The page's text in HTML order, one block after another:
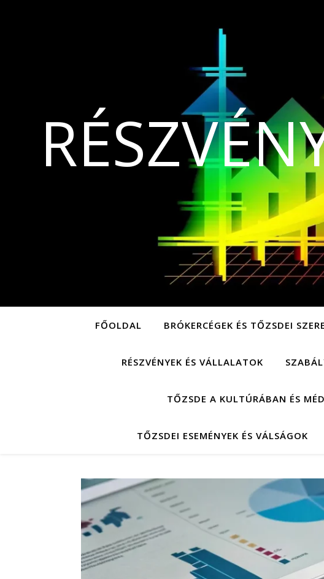
FŐOLDAL BRÓKERCÉGEK ÉS TŐZSDEI
RÉSZVÉNYEK ÉS VÁLLALATOK
TŐZSDE A KULTÚRÁBAN ÉS
TŐZSDEI ESEMÉNYEK ÉS VÁLSÁGOK